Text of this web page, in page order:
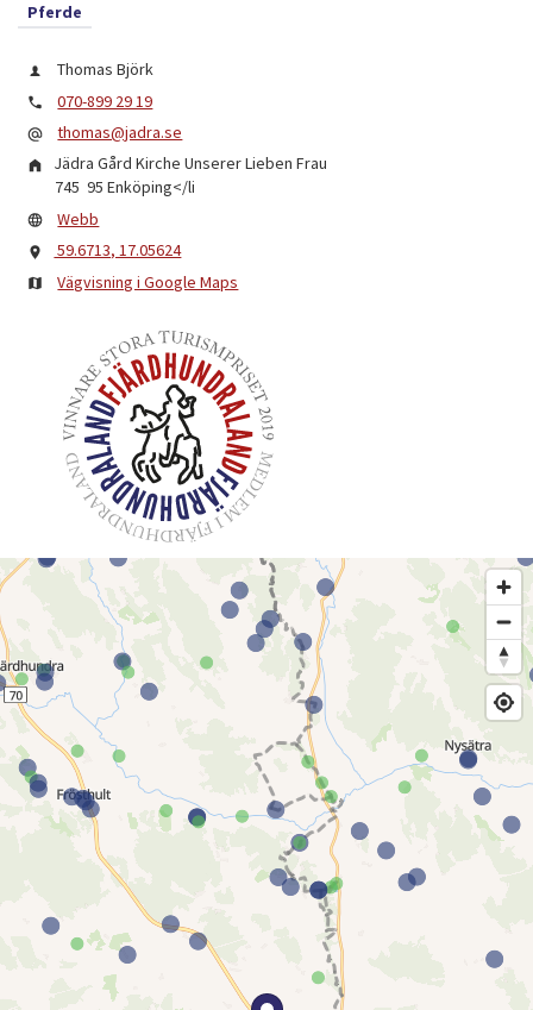
Pferde
Thomas Björk
070-899 29 19
thomas@jadra.se
Jädra Gård Kirche Unserer Lieben Frau
745 95 Enköping</li
Webb
59.6713, 17.05624
Vägvisning i Google Maps